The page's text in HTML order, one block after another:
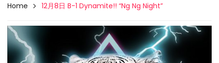
Home 12月8日 B-1 Dynamite!! “Ng Ng Night”